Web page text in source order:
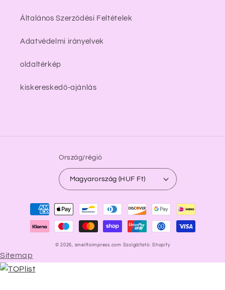
Általános Szerződési Feltételek
Adatvédelmi irányelvek
oldaltérkép
kiskereskedő-ajánlás
Ország/régió
Magyarország (HUF Ft)
Fizetési
módok
© 2026, smelltoimpress.com Szolgáltató: Shopify
Sitemap